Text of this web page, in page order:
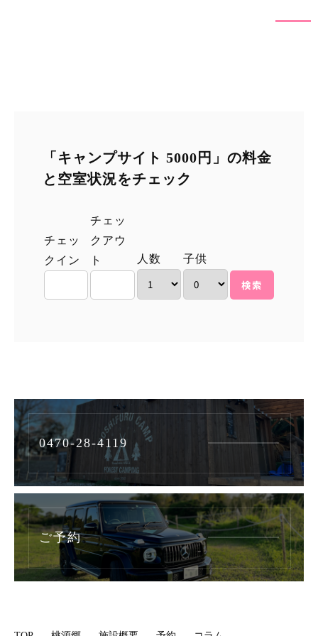
「キャンプサイト 5000円」の料金
と空室状況をチェック
チェッ
クイン
チェッ
クアウ
ト
人数 子供
0470-28-4119
ご予約